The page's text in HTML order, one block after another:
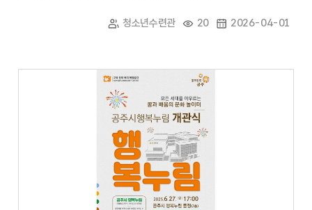
청소년수련관 20 2026-04-01